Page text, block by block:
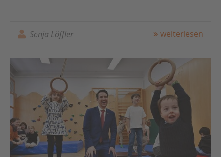
Sonja Löffler weiterlesen